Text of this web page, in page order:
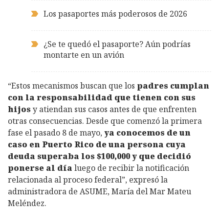
Los pasaportes más poderosos de 2026
¿Se te quedó el pasaporte? Aún podrías
montarte en un avión
“Estos mecanismos buscan que los padres cumplan
con la responsabilidad que tienen con sus
hijos y atiendan sus casos antes de que enfrenten
otras consecuencias. Desde que comenzó la primera
fase el pasado 8 de mayo,ya conocemos de un
caso en Puerto Rico de una persona cuya
deuda superaba los $100,000 y que decidió
ponerse al día luego de recibir la notificación
relacionada al proceso federal”, expresó la
administradora de ASUME, María del Mar Mateu
Meléndez.